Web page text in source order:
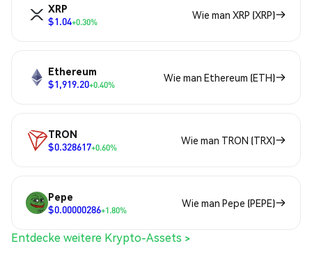
XRP
$1.04+0.30%
Wie man XRP (XRP)
Ethereum
$1,919.20+0.40%
Wie man Ethereum (ETH)
TRON
$0.328617+0.60%
Wie man TRON (TRX)
Pepe
$0.00000286+1.80%
Wie man Pepe (PEPE)
Entdecke weitere Krypto-Assets >